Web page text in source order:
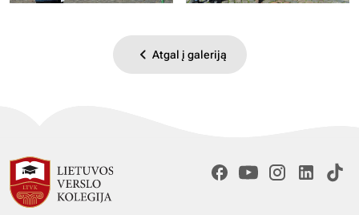
Atgal į galeriją